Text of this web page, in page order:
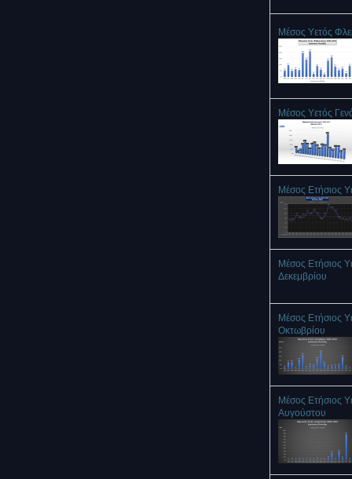
Μέσος Υετός
Μέσος Υετός
Μέσος Ετήσιος
Μέσος Ετήσιος
Δεκεμβρίου
Μέσος Ετήσιος
Οκτωβρίου
Μέσος Ετήσιος
Αυγούστου